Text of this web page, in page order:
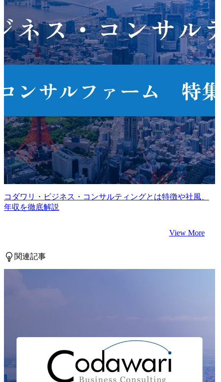
コダワリ・ビジネス・コンサルティングとは特徴や社風、
年収を徹底解説
View More
関連記事